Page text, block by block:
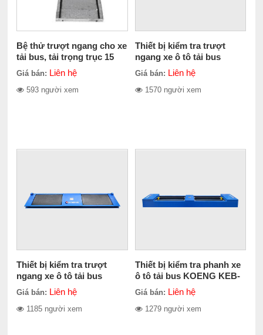
Bệ thử trượt ngang cho xe
tải bus, tải trọng trục 15
tấn
Giá bán: Liên hệ
593 người xem
Thiết bị kiểm tra trượt
ngang xe ô tô tải bus
KOENG KEA-10000
Giá bán: Liên hệ
1570 người xem
Thiết bị kiểm tra trượt
ngang xe ô tô tải bus
KOENG KEA-15000
Giá bán: Liên hệ
1185 người xem
Thiết bị kiểm tra phanh xe
ô tô tải bus KOENG KEB-
10000
Giá bán: Liên hệ
1279 người xem